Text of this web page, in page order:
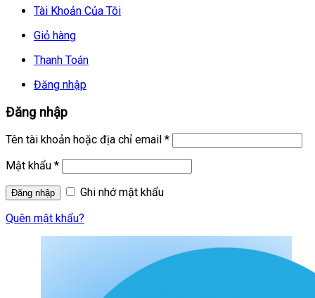
Tài Khoản Của Tôi
Giỏ hàng
Thanh Toán
Đăng nhập
Đăng nhập
Tên tài khoản hoặc địa chỉ email *
Mật khẩu *
Ghi nhớ mật khẩu
Quên mật khẩu?